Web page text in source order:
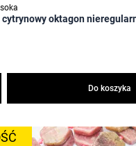
cytrynowy oktagon
Do koszyka